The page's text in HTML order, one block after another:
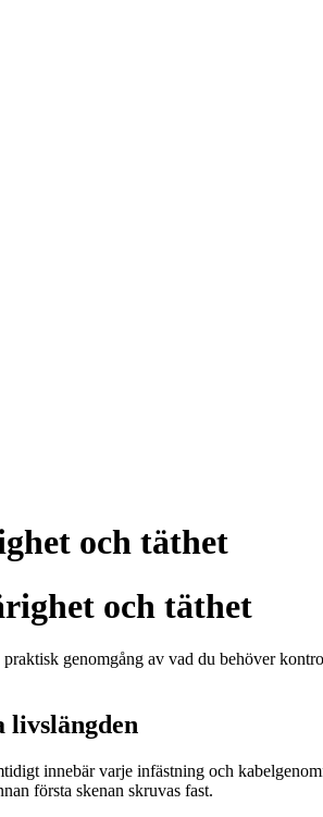
och täthet
och täthet
genomgång av vad du behöver
innebär varje infästning och
första skenan skruvas fast.